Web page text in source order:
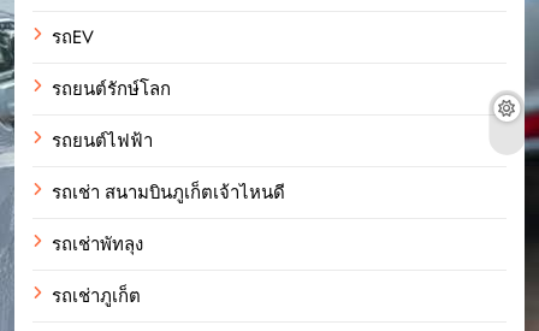
รถEV
รถยนต์รักษ์โลก
รถยนต์ไฟฟ้า
รถเช่า สนามบินภูเก็ตเจ้าไหนดี
รถเช่าพัทลุง
รถเช่าภูเก็ต